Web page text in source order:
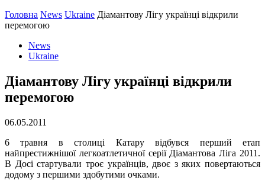
Головна News Ukraine Діамантову Лігу українці відкрили
перемогою
News
Ukraine
Діамантову Лігу українці відкрили
перемогою
06.05.2011
6 травня в столиці Катару відбувся перший етап
найпрестижнішої легкоатлетичної серії Діамантова Ліга 2011.
В Досі стартували троє українців, двоє з яких повертаються
додому з першими здобутими очками.